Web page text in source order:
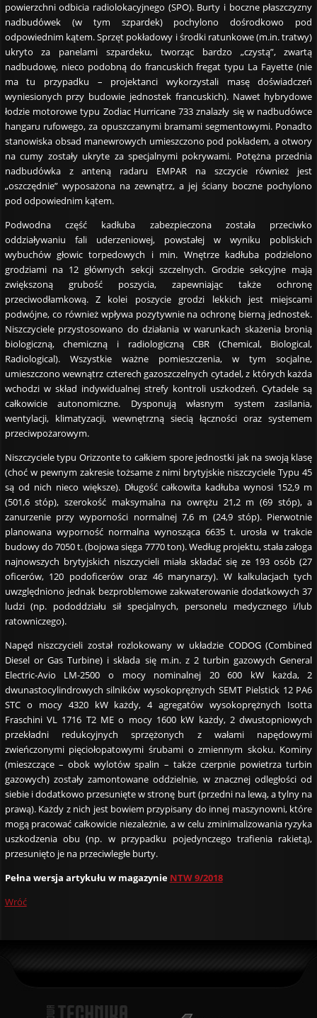
powierzchni odbicia radiolokacyjnego (SPO). Burty i boczne płaszczyzny
nadbudówek (w tym szpardek) pochylono dośrodkowo pod
odpowiednim kątem. Sprzęt pokładowy i środki ratunkowe (m.in. tratwy)
ukryto za panelami szpardeku, tworząc bardzo „czystą”, zwartą
nadbudowę, nieco podobną do francuskich fregat typu La Fayette (nie
ma tu przypadku – projektanci wykorzystali masę doświadczeń
wyniesionych przy budowie jednostek francuskich). Nawet hybrydowe
łodzie motorowe typu Zodiac Hurricane 733 znalazły się w nadbudówce
hangaru rufowego, za opuszczanymi bramami segmentowymi. Ponadto
stanowiska obsad manewrowych umieszczono pod pokładem, a otwory
na cumy zostały ukryte za specjalnymi pokrywami. Potężna przednia
nadbudówka z anteną radaru EMPAR na szczycie również jest
„oszczędnie” wyposażona na zewnątrz, a jej ściany boczne pochylono
pod odpowiednim kątem.
Podwodna część kadłuba zabezpieczona została przeciwko
oddziaływaniu fali uderzeniowej, powstałej w wyniku pobliskich
wybuchów głowic torpedowych i min. Wnętrze kadłuba podzielono
grodziami na 12 głównych sekcji szczelnych. Grodzie sekcyjne mają
zwiększoną grubość poszycia, zapewniając także ochronę
przeciwodłamkową. Z kolei poszycie grodzi lekkich jest miejscami
podwójne, co również wpływa pozytywnie na ochronę bierną jednostek.
Niszczyciele przystosowano do działania w warunkach skażenia bronią
biologiczną, chemiczną i radiologiczną CBR (Chemical, Biological,
Radiological). Wszystkie ważne pomieszczenia, w tym socjalne,
umieszczono wewnątrz czterech gazoszczelnych cytadel, z których każda
wchodzi w skład indywidualnej strefy kontroli uszkodzeń. Cytadele są
całkowicie autonomiczne. Dysponują własnym system zasilania,
wentylacji, klimatyzacji, wewnętrzną siecią łączności oraz systemem
przeciwpożarowym.
Niszczyciele typu Orizzonte to całkiem spore jednostki jak na swoją klasę
(choć w pewnym zakresie tożsame z nimi brytyjskie niszczyciele Typu 45
są od nich nieco większe). Długość całkowita kadłuba wynosi 152,9 m
(501,6 stóp), szerokość maksymalna na owrężu 21,2 m (69 stóp), a
zanurzenie przy wyporności normalnej 7,6 m (24,9 stóp). Pierwotnie
planowana wyporność normalna wynosząca 6635 t. urosła w trakcie
budowy do 7050 t. (bojowa sięga 7770 ton). Według projektu, stała załoga
najnowszych brytyjskich niszczycieli miała składać się ze 193 osób (27
oficerów, 120 podoficerów oraz 46 marynarzy). W kalkulacjach tych
uwzględniono jednak bezproblemowe zakwaterowanie dodatkowych 37
ludzi (np. pododdziału sił specjalnych, personelu medycznego i/lub
ratowniczego).
Napęd niszczycieli został rozlokowany w układzie CODOG (Combined
Diesel or Gas Turbine) i składa się m.in. z 2 turbin gazowych General
Electric-Avio LM-2500 o mocy nominalnej 20 600 kW każda, 2
dwunastocylindrowych silników wysokoprężnych SEMT Pielstick 12 PA6
STC o mocy 4320 kW każdy, 4 agregatów wysokoprężnych Isotta
Fraschini VL 1716 T2 ME o mocy 1600 kW każdy, 2 dwustopniowych
przekładni redukcyjnych sprzężonych z wałami napędowymi
zwieńczonymi pięciołopatowymi śrubami o zmiennym skoku. Kominy
(mieszczące – obok wylotów spalin – także czerpnie powietrza turbin
gazowych) zostały zamontowane oddzielnie, w znacznej odległości od
siebie i dodatkowo przesunięte w stronę burt (przedni na lewą, a tylny na
prawą). Każdy z nich jest bowiem przypisany do innej maszynowni, które
mogą pracować całkowicie niezależnie, a w celu zminimalizowania ryzyka
uszkodzenia obu (np. w przypadku pojedynczego trafienia rakietą),
przesunięto je na przeciwległe burty.
Pełna wersja artykułu w magazynie NTW 9/2018
Wróć